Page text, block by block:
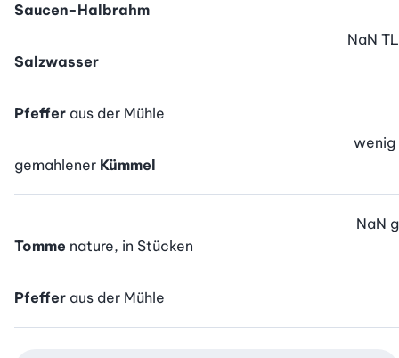
Saucen-Halbrahm
Salzwasser
NaN TL
Pfeffer aus der Mühle
gemahlener Kümmel
wenig
Tomme nature, in Stücken
NaN g
Pfeffer aus der Mühle